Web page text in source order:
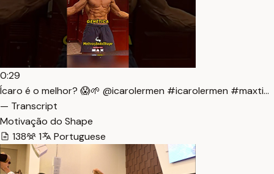
0:29
Ícaro é o melhor? 😱🌱 ​⁠@icarolermen #icarolermen #maxti…
— Transcript
Motivação do Shape
138
1 Portuguese